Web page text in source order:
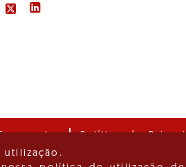
Política de